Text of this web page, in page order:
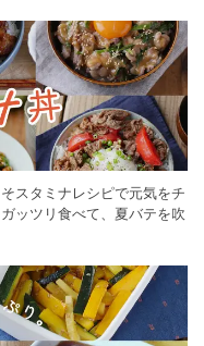
スタミナレシピで元気をチ
ッツリ食べて、夏バテを吹